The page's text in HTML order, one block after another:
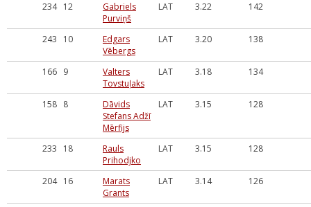
234 12
Gabriels
Purviņš
LAT 3.22 142
243 10
Edgars
Vēbergs
LAT 3.20 138
166 9
Valters
Tovstuļaks
LAT 3.18 134
158 8
Dāvids
Stefans Adžī
Mērfijs
LAT 3.15 128
233 18
Rauls
Prihodjko
LAT 3.15 128
204 16
Marats
Grants
LAT 3.14 126